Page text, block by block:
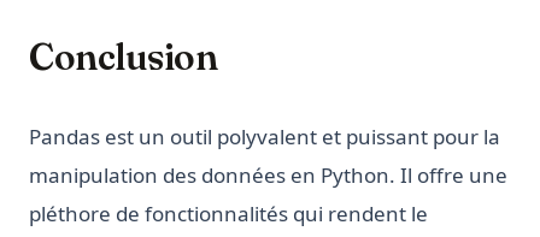
Conclusion
Pandas est un outil polyvalent et puissant pour la
manipulation des données en Python. Il offre une
pléthore de fonctionnalités qui rendent le